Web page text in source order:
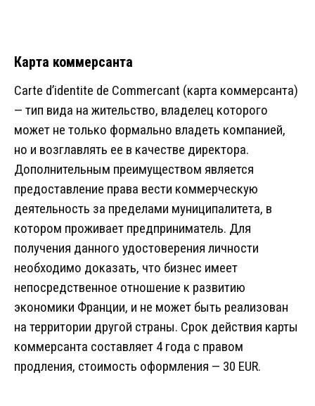
Карта коммерсанта
Carte d’identite de Commercant (карта коммерсанта)
— тип вида на жительство, владелец которого
может не только формально владеть компанией,
но и возглавлять ее в качестве директора.
Дополнительным преимуществом является
предоставление права вести коммерческую
деятельность за пределами муниципалитета, в
котором проживает предприниматель. Для
получения данного удостоверения личности
необходимо доказать, что бизнес имеет
непосредственное отношение к развитию
экономики Франции, и не может быть реализован
на территории другой страны. Срок действия карты
коммерсанта составляет 4 года с правом
продления, стоимость оформления — 30 EUR.